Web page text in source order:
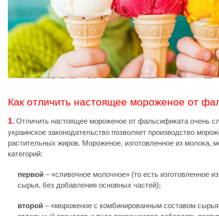
Как отличить настоящее мороженое от
1. Отличить настоящее мороженое от фальсификата очень
украинское законодательство позволяет производство
растительных жиров. Мороженое, изготовленное из молока,
категорий:
первой – «сливочное молочное» (то есть изготовленное из
сырья, без добавления основных частей);
второй – «мороженое с комбинированным составом